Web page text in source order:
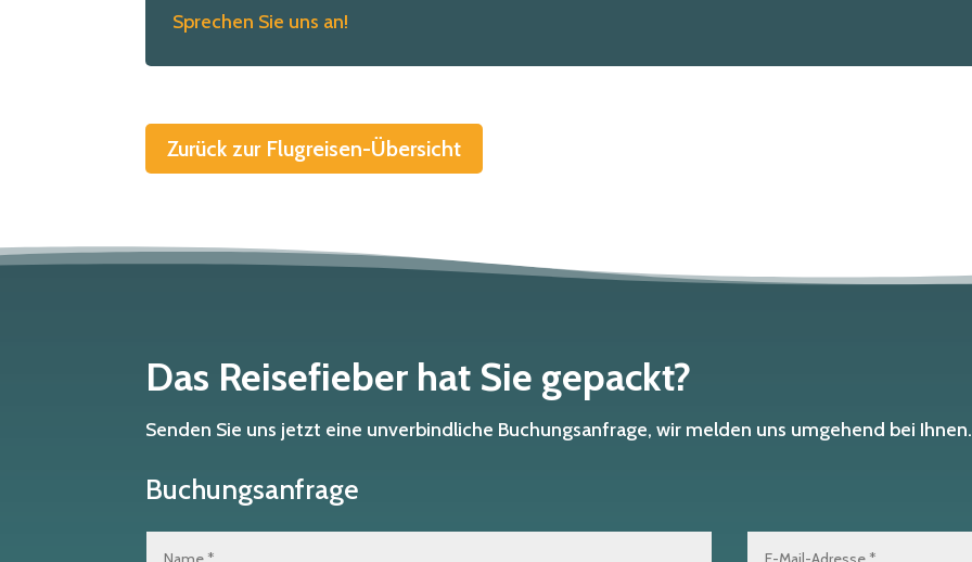
Sprechen Sie uns an!
Zurück zur Flugreisen-Übersicht
Das Reisefieber hat Sie gepackt?
Senden Sie uns jetzt eine unverbindliche Buchungsanfrage, wir melden uns umgehend bei Ihnen.
Buchungsanfrage